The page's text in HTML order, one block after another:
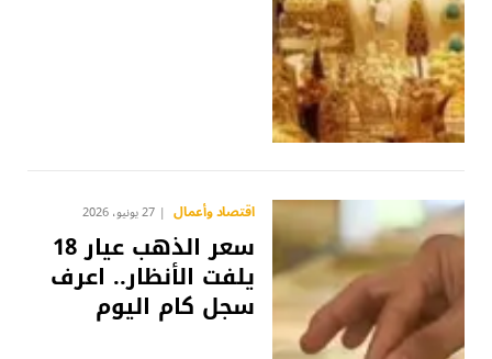
اقتصاد وأعمال 27 يونيو، 2026
سعر الذهب عيار 18
يلفت الأنظار.. اعرف
سجل كام اليوم